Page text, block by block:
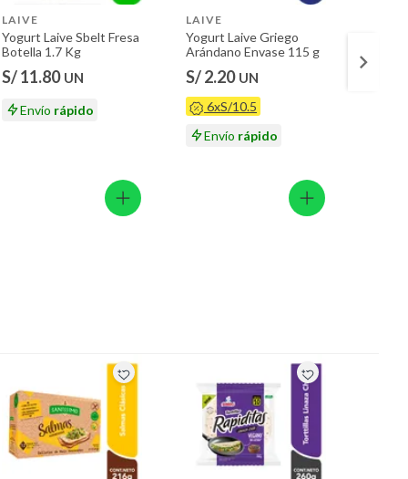
LAIVE
Yogurt Laive Sbelt Fresa
Botella 1.7 Kg
S/ 11.80 UN
Envío rápido
LAIVE
Yogurt Laive Griego
Arándano Envase 115 g
S/ 2.20 UN
6xS/10.5
Envío rápido